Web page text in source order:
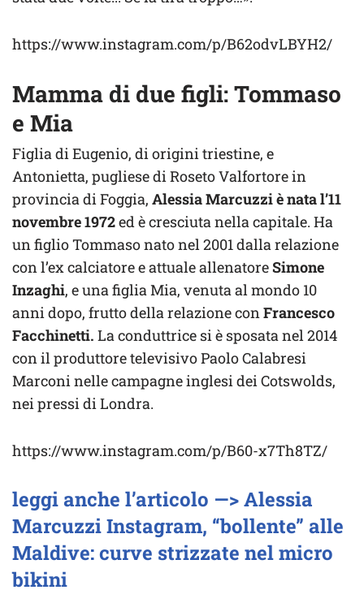
https://www.instagram.com/p/B62odvLBYH2/
Mamma di due figli: Tommaso
e Mia
Figlia di Eugenio, di origini triestine, e
Antonietta, pugliese di Roseto Valfortore in
provincia di Foggia, Alessia Marcuzzi è nata l’11
novembre 1972ed è cresciuta nella capitale. Ha
un figlio Tommaso nato nel 2001 dalla relazione
con l’ex calciatore e attuale allenatoreSimone
Inzaghi, e una figlia Mia, venuta al mondo 10
anni dopo, frutto della relazione conFrancesco
Facchinetti. La conduttrice si è sposata nel 2014
con il produttore televisivo Paolo Calabresi
Marconi nelle campagne inglesi dei Cotswolds,
nei pressi di Londra.
https://www.instagram.com/p/B60-x7Th8TZ/
leggi anche l’articolo —> Alessia
Marcuzzi Instagram, “bollente” alle
Maldive: curve strizzate nel micro
bikini